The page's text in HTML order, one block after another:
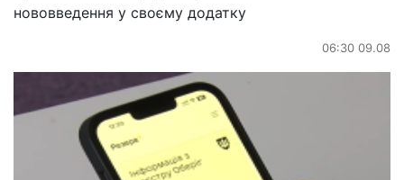
нововведення у своєму додатку
06:30 09.08